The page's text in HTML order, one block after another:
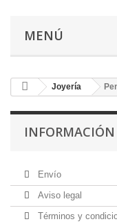
MENÚ
Joyería
INFORMACIÓN
Envío
Aviso legal
Términos y